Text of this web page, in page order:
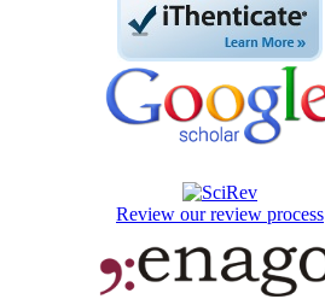
Review our review process